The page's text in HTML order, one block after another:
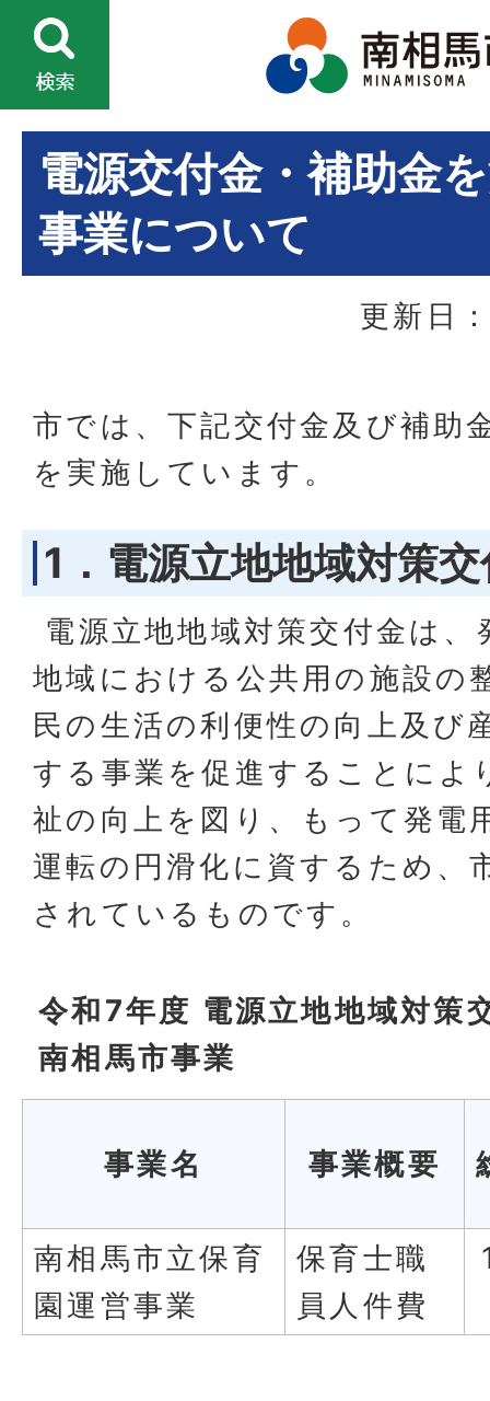
電源交付金・補助金
事業について
更新日
市では、下記交付金及び補助
を実施しています。
1．電源立地地域対策
電源立地地域対策交付金は
地域における公共用の施設の
民の生活の利便性の向上及び
する事業を促進することによ
祉の向上を図り、もって発電
運転の円滑化に資するため、
されているものです。
令和7年度 電源立地地域対策
南相馬市事業
事業名 事業概要
南相馬市立保育
園運営事業
保育士職
員人件費